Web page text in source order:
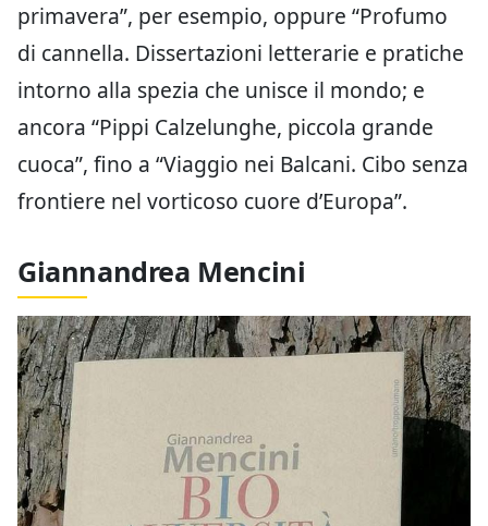
primavera”, per esempio, oppure “Profumo
di cannella. Dissertazioni letterarie e pratiche
intorno alla spezia che unisce il mondo; e
ancora “Pippi Calzelunghe, piccola grande
cuoca”, fino a “Viaggio nei Balcani. Cibo senza
frontiere nel vorticoso cuore d’Europa”.
Giannandrea Mencini